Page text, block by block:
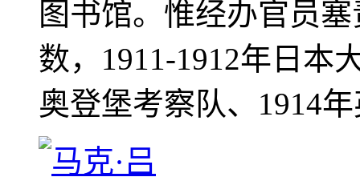
图书馆。惟经办官员
数，1911-1912年日本
奥登堡考察队、1914